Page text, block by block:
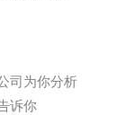
司为你分析
诉你